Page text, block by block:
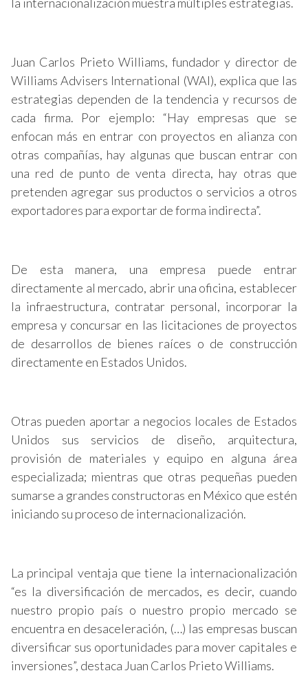
Juan Carlos Prieto Williams, fundador y director de
Williams Advisers International (WAI), explica que las
estrategias dependen de la tendencia y recursos de
cada firma. Por ejemplo: “Hay empresas que se
enfocan más en entrar con proyectos en alianza con
otras compañías, hay algunas que buscan entrar con
una red de punto de venta directa, hay otras que
pretenden agregar sus productos o servicios a otros
exportadores para exportar de forma indirecta”.
De esta manera, una empresa puede entrar
directamente al mercado, abrir una oficina, establecer
la infraestructura, contratar personal, incorporar la
empresa y concursar en las licitaciones de proyectos
de desarrollos de bienes raíces o de construcción
directamente en Estados Unidos.
Otras pueden aportar a negocios locales de Estados
Unidos sus servicios de diseño, arquitectura,
provisión de materiales y equipo en alguna área
especializada; mientras que otras pequeñas pueden
sumarse a grandes constructoras en México que estén
iniciando su proceso de internacionalización.
La principal ventaja que tiene la internacionalización
“es la diversificación de mercados, es decir, cuando
nuestro propio país o nuestro propio mercado se
encuentra en desaceleración, (…) las empresas buscan
diversificar sus oportunidades para mover capitales e
inversiones”, destaca Juan Carlos Prieto Williams.